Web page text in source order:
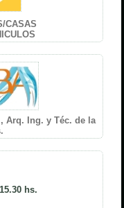
CASAS
Arq. Ing. y Téc. de la
hs.